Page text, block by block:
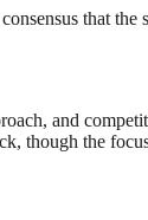
that
and
though the